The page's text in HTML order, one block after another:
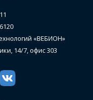
«ВЕБИОН»
14/7, офис 303